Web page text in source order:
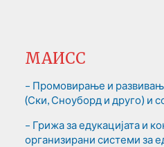
МАИСС
– Промовирање и
(Ски, Сноуборд и друго) и
– Грижа за едукацијата и
организирани системи за